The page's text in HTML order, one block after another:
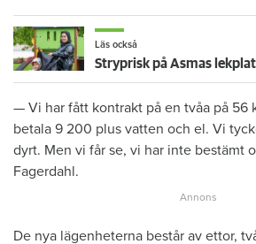
Läs också
— Vi har fått kontrakt på en tvåa på 56
betala 9 200 plus vatten och el. Vi
dyrt. Men vi får se, vi har inte bestämt
Fagerdahl.
De nya lägenheterna består av ettor,